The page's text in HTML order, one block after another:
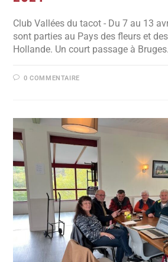
Club Vallées du tacot - Du 7 au 13
sont parties au Pays des fleurs et
Hollande. Un court passage à
0 COMMENTAIRE